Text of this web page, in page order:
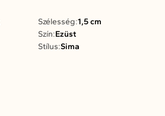
Szélesség:1,5 cm
Szín:Ezüst
Stílus:Sima